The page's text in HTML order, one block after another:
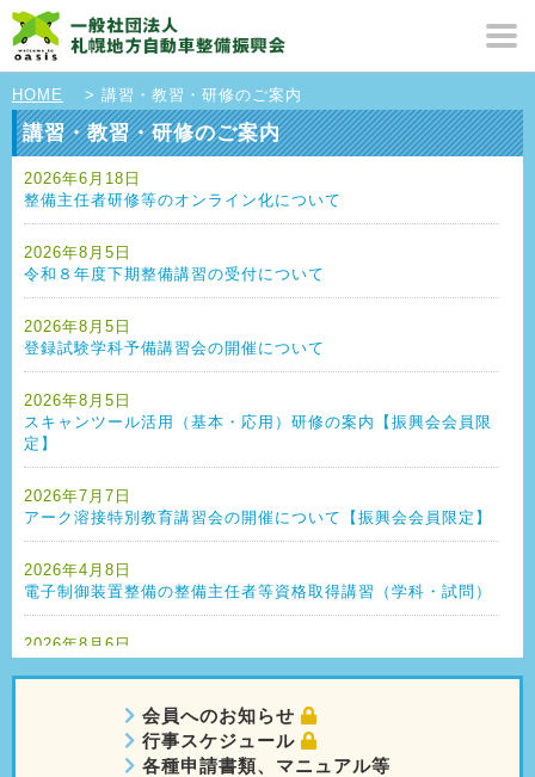
HOME > 講習・教習・研修のご案内
講習・教習・研修のご案内
2026年6月18日
整備主任者研修等のオンライン化について
2026年8月5日
令和８年度下期整備講習の受付について
2026年8月5日
登録試験学科予備講習会の開催について
2026年8月5日
スキャンツール活用（基本・応用）研修の案内【振興会会員限
定】
2026年7月7日
アーク溶接特別教育講習会の開催について【振興会会員限定】
2026年4月8日
電子制御装置整備の整備主任者等資格取得講習（学科・試問）
2026年8月6日
2026年8月6日
自動車整備振興会研修システムmanaable（マナブル）の講習
会員へのお知らせ
行事スケジュール
各種申請書類、マニュアル等